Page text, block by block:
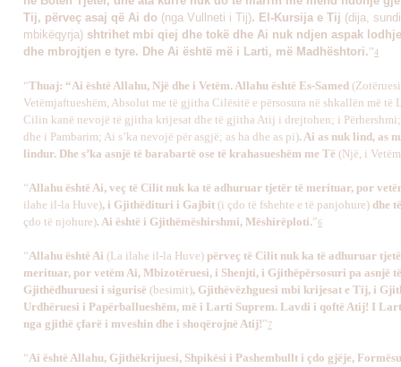
Tij, përveç asaj që Ai do (nga Vullneti i Tij). El-Kursija e Tij (dija,
mbikëqyrja) shtrihet mbi qiej dhe tokë dhe Ai nuk ndjen aspak
dhe mbrojtjen e tyre. Dhe Ai është më i Larti, më Madhështori.”4
“Thuaj: “Ai është Allahu, Një dhe i Vetëm. Allahu është Es-Samed
Vetëmjaftueshëm, Absolut me të gjitha Cilësitë e përsosura në shkallën më të
Cilin kanë nevojë të gjitha krijesat dhe të gjitha Atij i drejtohen; i
dhe i Pambarim; Ai s’ka nevojë për asgjë; as ha dhe as pi). Ai as nuk lind, as
lindur. Dhe s’ka asnjë të barabartë ose të krahasueshëm me Të (Një, i
“Allahu është Ai, veç të Cilit nuk ka të adhuruar tjetër të merituar, por
ilahe il-la Huve), i Gjithëdituri i Gajbit (i çdo të fshehte e të panjohure) dhe
çdo të njohure). Ai është i Gjithëmëshirshmi, Mëshirëploti.”6
“Allahu është Ai (La ilahe il-la Huve) përveç të Cilit nuk ka të adhuruar
merituar, por vetëm Ai, Mbizotëruesi, i Shenjti, i Gjithëpërsosuri pa asnjë
Gjithëdhuruesi i sigurisë (besimit), Gjithëvëzhguesi mbi krijesat e Tij, i
Urdhëruesi i Papërballueshëm, më i Larti Suprem. Lavdi i qoftë Atij! I
nga gjithë çfarë i mveshin dhe i shoqërojnë Atij!”7
“Ai është Allahu, Gjithëkrijuesi, Shpikësi i Pashembullt i çdo gjëje,